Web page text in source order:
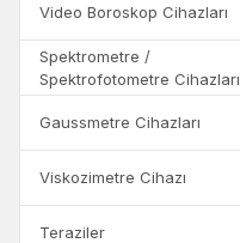
Video Boroskop Cihazları
Spektrometre /
Spektrofotometre Cihazları
Gaussmetre Cihazları
Viskozimetre Cihazı
Teraziler